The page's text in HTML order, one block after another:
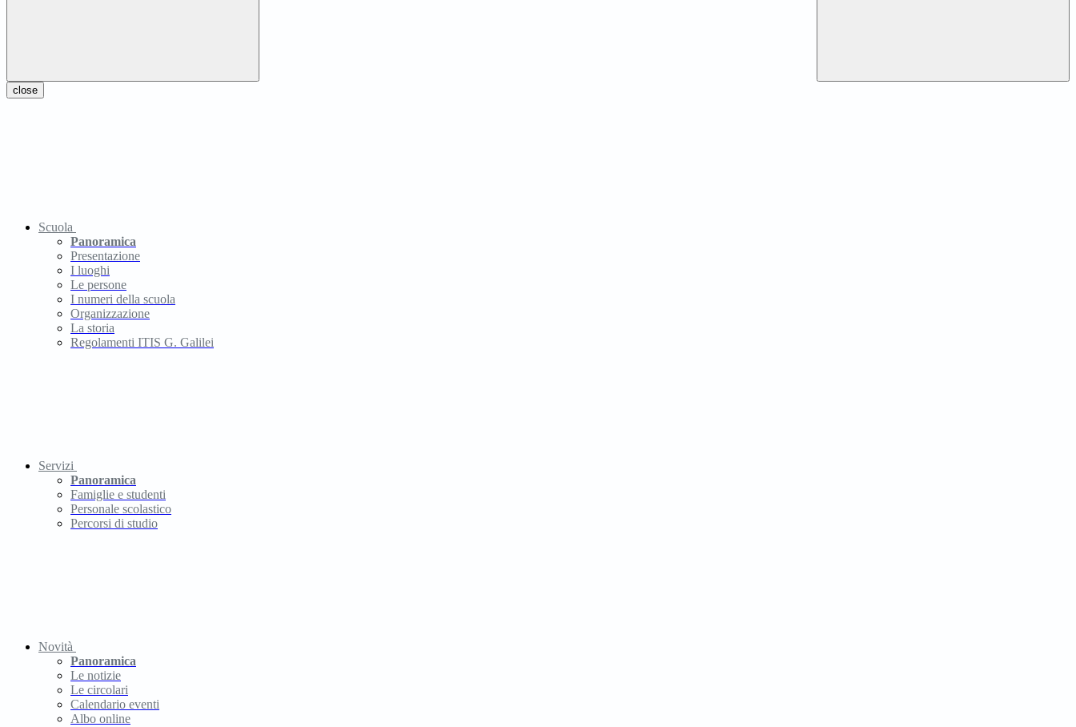
close
Scuola
Panoramica
Presentazione
I luoghi
Le persone
I numeri della scuola
Organizzazione
La storia
Regolamenti ITIS G. Galilei
Servizi
Panoramica
Famiglie e studenti
Personale scolastico
Percorsi di studio
Novità
Panoramica
Le notizie
Le circolari
Calendario eventi
Albo online